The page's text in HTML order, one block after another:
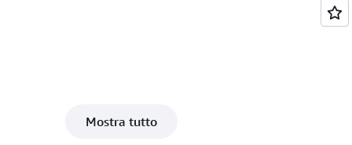
Mostra tutto